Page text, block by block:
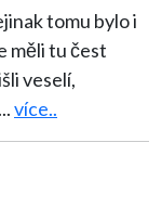
tomu bylo i
měli tu čest
...více..